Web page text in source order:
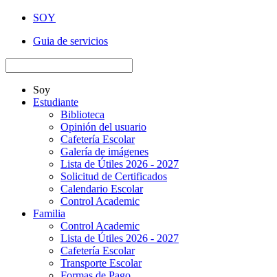
SOY
Guia de servicios
Soy
Estudiante
Biblioteca
Opinión del usuario
Cafetería Escolar
Galería de imágenes
Lista de Útiles 2026 - 2027
Solicitud de Certificados
Calendario Escolar
Control Academic
Familia
Control Academic
Lista de Útiles 2026 - 2027
Cafetería Escolar
Transporte Escolar